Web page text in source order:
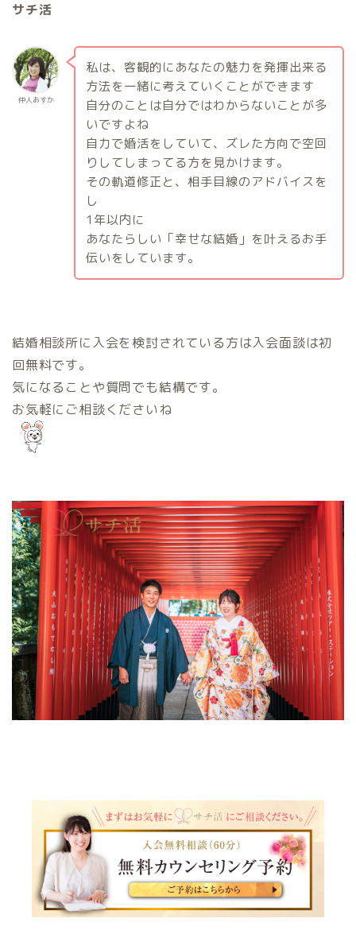
サチ活
仲人あすか
私は、客観的にあなたの魅力を発揮出来る
方法を一緒に考えていくことができます
自分のことは自分ではわからないことが多
いですよね
自力で婚活をしていて、ズレた方向で空回
りしてしまってる方を見かけます。
その軌道修正と、相手目線のアドバイスを
し
1 年以内に
あなたらしい「幸せな結婚」を叶えるお手
伝いをしています。
結婚相談所に入会を検討されている方は入会面談は初
回無料です。
気になることや質問でも結構です。
お気軽にご相談くださいね